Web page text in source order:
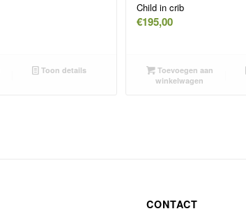
Toon details
Child in crib
€195,00
Toevoegen aan
winkelwagen
CONTACT